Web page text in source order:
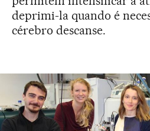
deprimi-la quando é
cérebro descanse.